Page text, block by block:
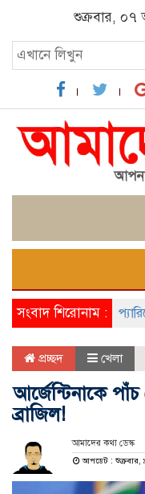
শুক্রবার, ০৭
সংবাদ শিরোনাম :প্যারিসে
প্রচ্ছদ খেলা
আর্জেন্টিনাকে
ব্রাজিল!
আমাদের কথা ডেস্ক
আপডেট : শুক্রবার,